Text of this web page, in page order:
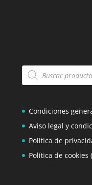
Búsqueda
de
Condiciones
Aviso legal y
Politica de
Política de cookies